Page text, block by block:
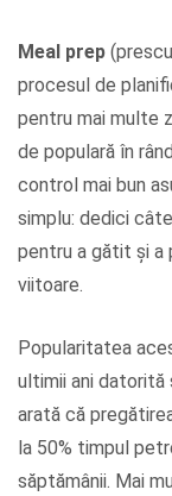
Meal prep
procesul de
pentru mai multe
de populară în
control mai bun
simplu: dedici
pentru a gătit și a
viitoare.
Popularitatea
ultimii ani datorită
arată că
la 50% timpul
săptămânii. Mai